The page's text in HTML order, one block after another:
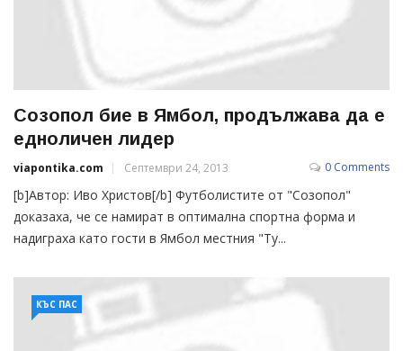
Созопол бие в Ямбол, продължава да е
едноличен лидер
viapontika.com Септември 24, 2013 0 Comments
[b]Автор: Иво Христов[/b] Футболистите от "Созопол"
доказаха, че се намират в оптимална спортна форма и
надиграха като гости в Ямбол местния "Ту...
КЪС ПАС